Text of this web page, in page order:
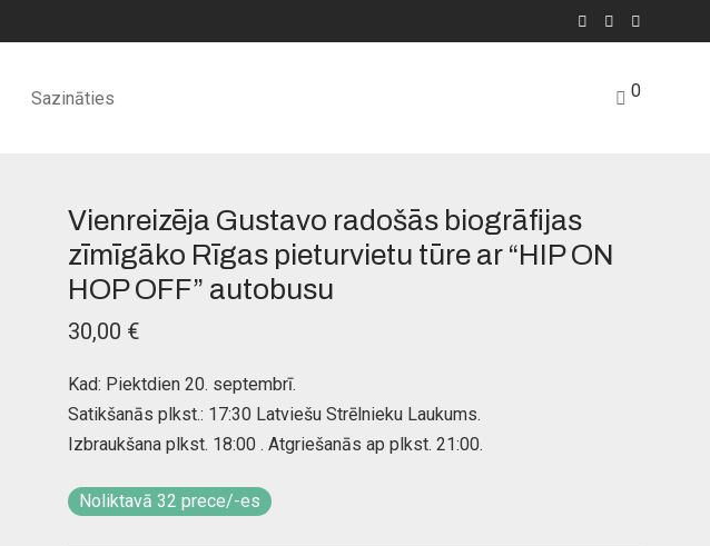
Sazināties 0
Vienreizēja Gustavo radošās biogrāfijas
zīmīgāko Rīgas pieturvietu tūre ar “HIP ON
HOP OFF” autobusu
30,00 €
Kad: Piektdien 20. septembrī.
Satikšanās plkst.: 17:30 Latviešu Strēlnieku Laukums.
Izbraukšana plkst. 18:00 . Atgriešanās ap plkst. 21:00.
Noliktavā 32 prece/-es